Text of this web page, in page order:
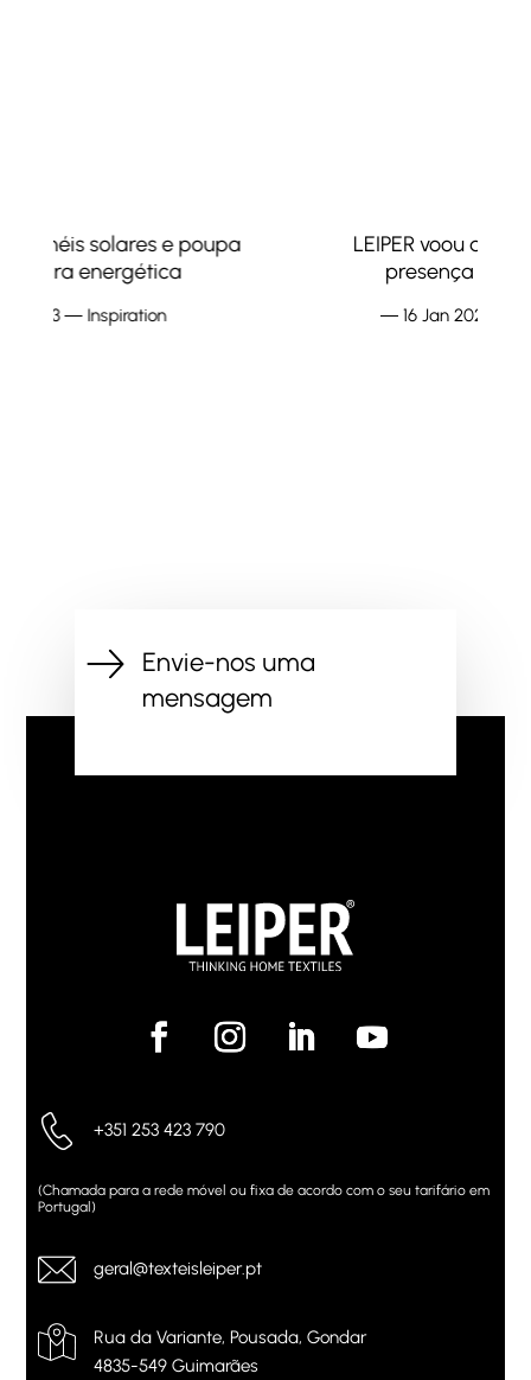
LEIPER voou até Frankfurt e marcou
presença na Heimtextil 2023
― 16 Jan 2023 Inspiration
Envie-nos uma
mensagem
+351 253 423 790
(Chamada para a rede móvel ou fixa de acordo com o seu tarifário em
Portugal)
geral@texteisleiper.pt
Rua da Variante, Pousada, Gondar
4835-549 Guimarães